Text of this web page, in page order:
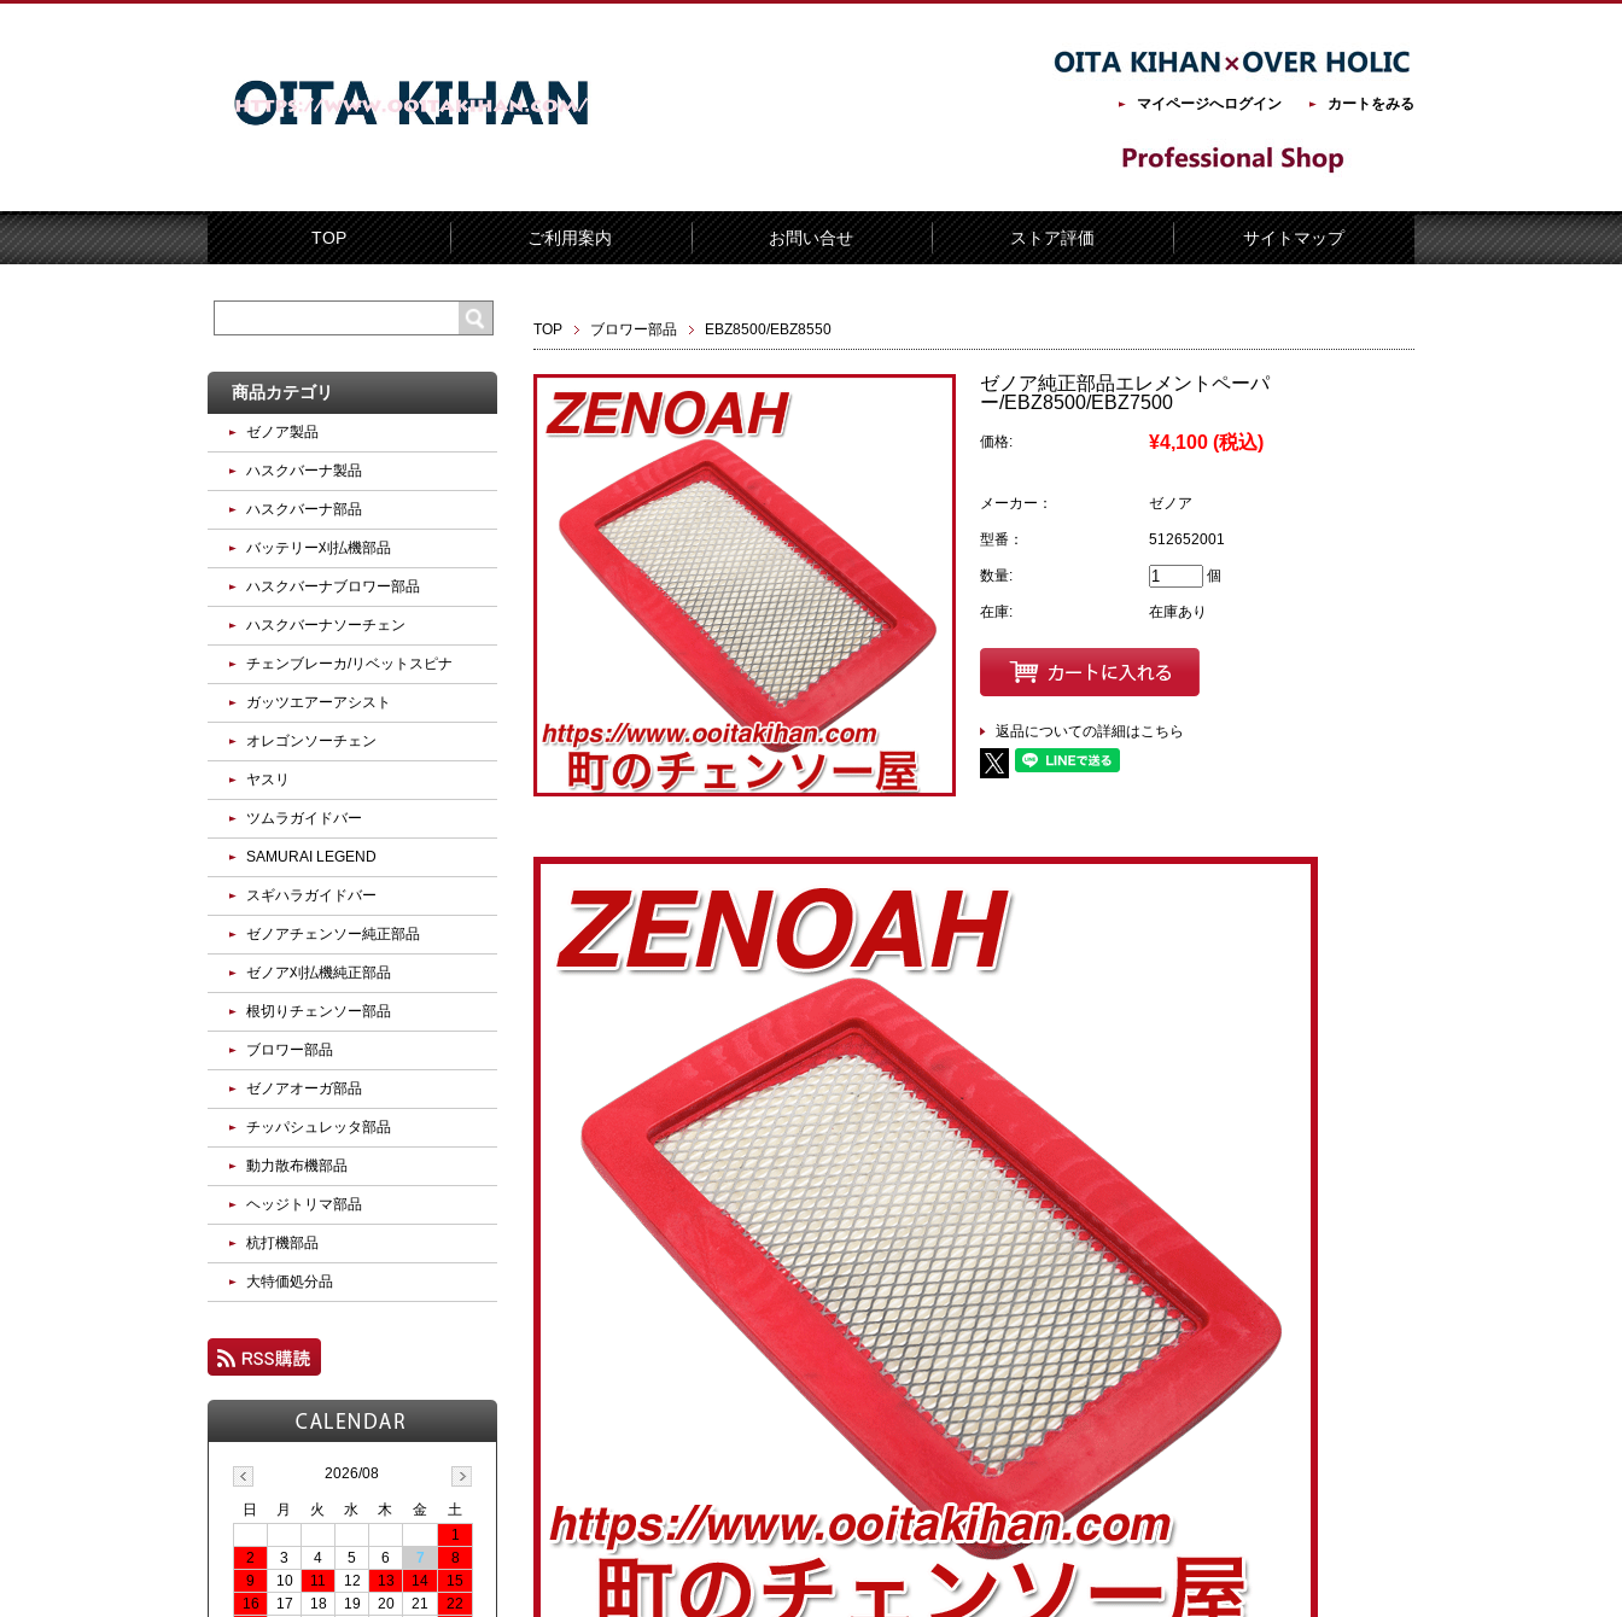
マイページへログイン カートをみる
TOP ご利用案内 お問い合せ ストア評価 サイトマップ
TOP ブロワー部品 EBZ8500/EBZ8550
ゼノア純正部品エレメントペーパ
ー/EBZ8500/EBZ7500
価格: ¥4,100 (税込)
メーカー： ゼノア
型番： 512652001
数量: 個
在庫: 在庫あり
返品についての詳細はこちら
商品カテゴリ
ゼノア製品
ハスクバーナ製品
ハスクバーナ部品
バッテリー刈払機部品
ハスクバーナブロワー部品
ハスクバーナソーチェン
チェンブレーカ/リベットスピナ
ガッツエアーアシスト
オレゴンソーチェン
ヤスリ
ツムラガイドバー
SAMURAI LEGEND
スギハラガイドバー
ゼノアチェンソー純正部品
ゼノア刈払機純正部品
根切りチェンソー部品
ブロワー部品
ゼノアオーガ部品
チッパシュレッタ部品
動力散布機部品
ヘッジトリマ部品
杭打機部品
大特価処分品
2026/08
日 月 火 水 木 金
土
1
2
3 4 5 6 7
8
9
10 11 12 13 14
15
16
17 18 19 20 21
22